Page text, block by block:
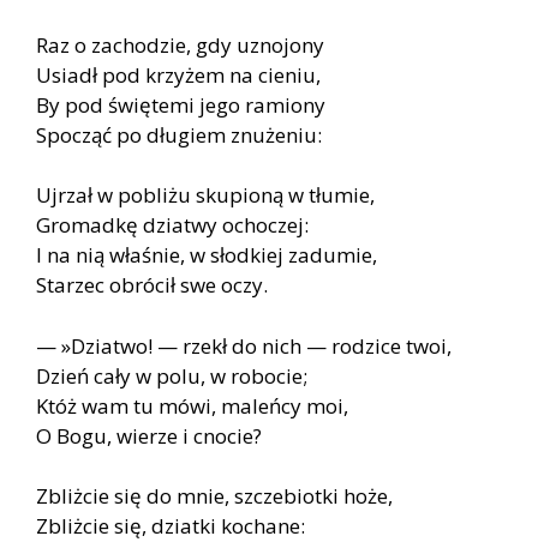
Raz o zachodzie, gdy uznojony
Usiadł pod krzyżem na cieniu,
By pod świętemi jego ramiony
Spocząć po długiem znużeniu:
Ujrzał w pobliżu skupioną w tłumie,
Gromadkę dziatwy ochoczej:
I na nią właśnie, w słodkiej zadumie,
Starzec obrócił swe oczy.
— »Dziatwo! — rzekł do nich — rodzice twoi,
Dzień cały w polu, w robocie;
Któż wam tu mówi, maleńcy moi,
O Bogu, wierze i cnocie?
Zbliżcie się do mnie, szczebiotki hoże,
Zbliżcie się, dziatki kochane: